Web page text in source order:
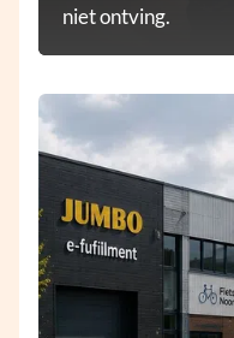
niet ontving.